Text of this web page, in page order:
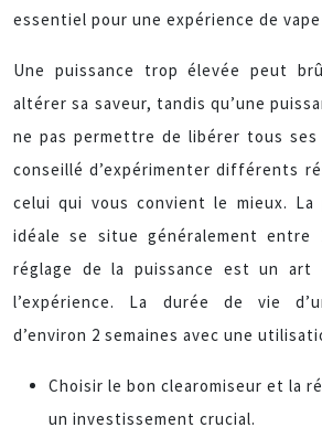
essentiel pour une expérience de
Une puissance trop élevée peut
altérer sa saveur, tandis qu’une
ne pas permettre de libérer tous
conseillé d’expérimenter différents
celui qui vous convient le mieux. La
idéale se situe généralement
réglage de la puissance est un art
l’expérience. La durée de vie
d’environ 2 semaines avec une
Choisir le bon clearomiseur et la
un investissement crucial.